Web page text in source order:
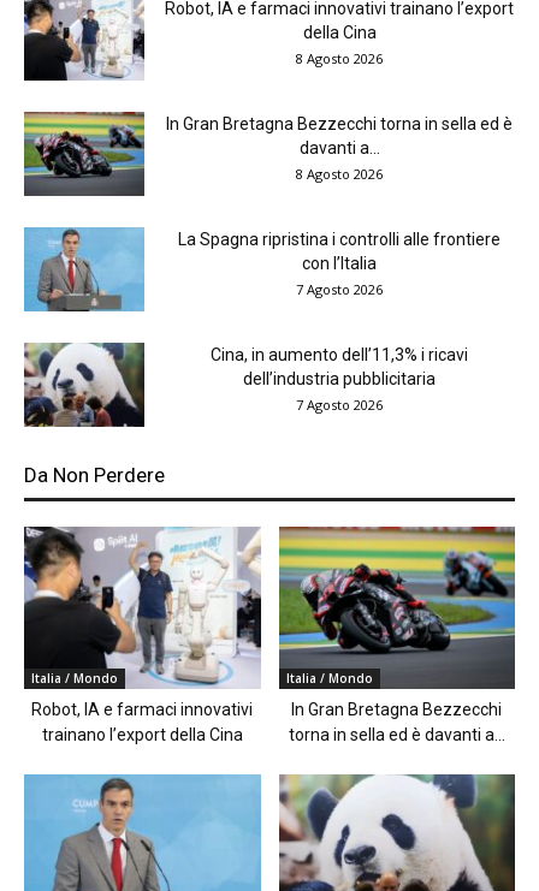
Robot, IA e farmaci innovativi trainano l’export
della Cina
8 Agosto 2026
In Gran Bretagna Bezzecchi torna in sella ed è
davanti a...
8 Agosto 2026
La Spagna ripristina i controlli alle frontiere
con l’Italia
7 Agosto 2026
Cina, in aumento dell’11,3% i ricavi
dell’industria pubblicitaria
7 Agosto 2026
Da Non Perdere
Italia / Mondo
Robot, IA e farmaci innovativi
trainano l’export della Cina
Italia / Mondo
In Gran Bretagna Bezzecchi
torna in sella ed è davanti a...